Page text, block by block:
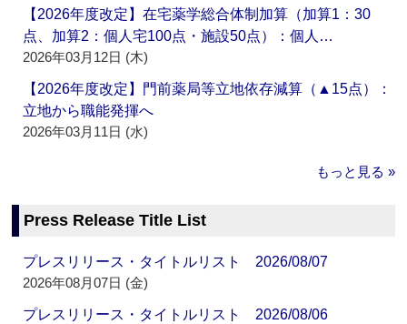
【2026年度改定】在宅薬学総合体制加算（加算1：30
点、加算2：個人宅100点・施設50点）：個人…
2026年03月12日 (木)
【2026年度改定】門前薬局等立地依存減算（▲15点）：
立地から職能発揮へ
2026年03月11日 (水)
もっと見る »
Press Release Title List
プレスリリース・タイトルリスト 2026/08/07
2026年08月07日 (金)
プレスリリース・タイトルリスト 2026/08/06